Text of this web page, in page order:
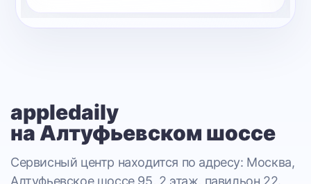
appledaily
на Алтуфьевском шоссе
Сервисный центр находится по адресу: Москва,
Алтуфьевское шоссе 95, 2 этаж, павильон 22.